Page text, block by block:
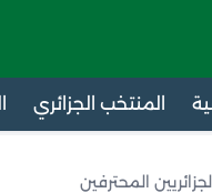
المنتخب الجزائري
المحترفين